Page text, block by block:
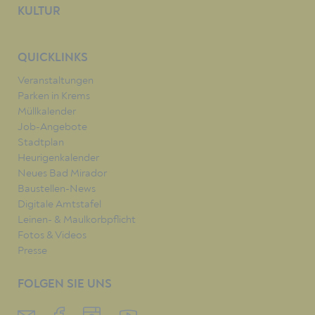
KULTUR
QUICKLINKS
Veranstaltungen
Parken in Krems
Müllkalender
Job-Angebote
Stadtplan
Heurigenkalender
Neues Bad Mirador
Baustellen-News
Digitale Amtstafel
Leinen- & Maulkorbpflicht
Fotos & Videos
Presse
FOLGEN SIE UNS